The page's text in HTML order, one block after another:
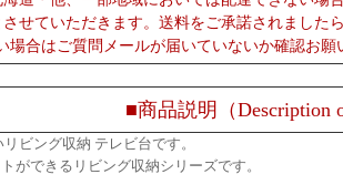
せていただきます。送料をご承諾されました
場合はご質問メールが届いていないか確認お願
■商品説明（Description
ビング収納 テレビ台です。
ができるリビング収納シリーズです。